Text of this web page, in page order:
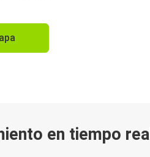
en tiempo real